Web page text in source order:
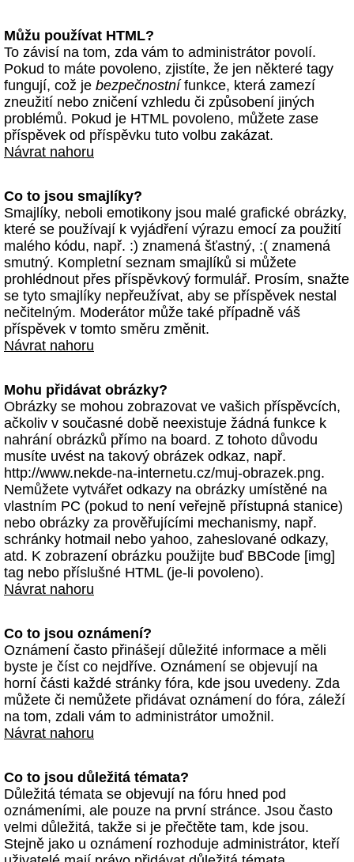
Můžu používat HTML?
To závisí na tom, zda vám to administrátor povolí.
Pokud to máte povoleno, zjistíte, že jen některé tagy
fungují, což je bezpečnostnífunkce, která zamezí
zneužití nebo zničení vzhledu či způsobení jiných
problémů. Pokud je HTML povoleno, můžete zase
příspěvek od příspěvku tuto volbu zakázat.
Návrat nahoru
Co to jsou smajlíky?
Smajlíky, neboli emotikony jsou malé grafické obrázky,
které se používají k vyjádření výrazu emocí za použití
malého kódu, např. :) znamená šťastný, :( znamená
smutný. Kompletní seznam smajlíků si můžete
prohlédnout přes příspěvkový formulář. Prosím, snažte
se tyto smajlíky nepřeužívat, aby se příspěvek nestal
nečitelným. Moderátor může také případně váš
příspěvek v tomto směru změnit.
Návrat nahoru
Mohu přidávat obrázky?
Obrázky se mohou zobrazovat ve vašich příspěvcích,
ačkoliv v současné době neexistuje žádná funkce k
nahrání obrázků přímo na board. Z tohoto důvodu
musíte uvést na takový obrázek odkaz, např.
http://www.nekde-na-internetu.cz/muj-obrazek.png.
Nemůžete vytvářet odkazy na obrázky umístěné na
vlastním PC (pokud to není veřejně přístupná stanice)
nebo obrázky za prověřujícími mechanismy, např.
schránky hotmail nebo yahoo, zaheslované odkazy,
atd. K zobrazení obrázku použijte buď BBCode [img]
tag nebo příslušné HTML (je-li povoleno).
Návrat nahoru
Co to jsou oznámení?
Oznámení často přinášejí důležité informace a měli
byste je číst co nejdříve. Oznámení se objevují na
horní části každé stránky fóra, kde jsou uvedeny. Zda
můžete či nemůžete přidávat oznámení do fóra, záleží
na tom, zdali vám to administrátor umožnil.
Návrat nahoru
Co to jsou důležitá témata?
Důležitá témata se objevují na fóru hned pod
oznámeními, ale pouze na první stránce. Jsou často
velmi důležitá, takže si je přečtěte tam, kde jsou.
Stejně jako u oznámení rozhoduje administrátor, kteří